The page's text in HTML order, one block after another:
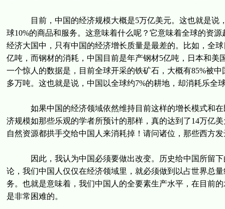
目前，中国的经济规模大概是5万亿美元。这也就是说，
球10%的商品和服务。这意味着什么呢？它意味着全球的资
经济大国中，只有中国的经济增长质量是最差的。比如，全
亿吨，而钢材的消耗，中国目前是年产钢材5亿吨，日本和
一个惊人的数据是，目前全球开采的铁矿石，大概有85%被
多万吨。这也就是说，中国以全球约7%的耕地，却消耗乐全
如果中国的经济领域依然维持目前这样的增长模式和在
济规模如那些乐观的学者所预计的那样，真的达到了14万亿
自然资源都拱手交给中国人来消耗掉！请问诸位，那些西方
因此，我认为中国必须要做出改变。历史给中国所留下
论，我们中国人仅仅在经济领域里，就必须做到以占世界总
务。也就是意味着，我们中国人的全要素生产水平，在目前
是非常困难的。